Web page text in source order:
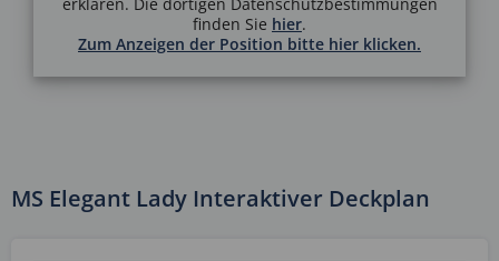
finden Sie hier.
Zum Anzeigen der Position bitte hier klicken.
MS Elegant Lady Interaktiver Deckplan